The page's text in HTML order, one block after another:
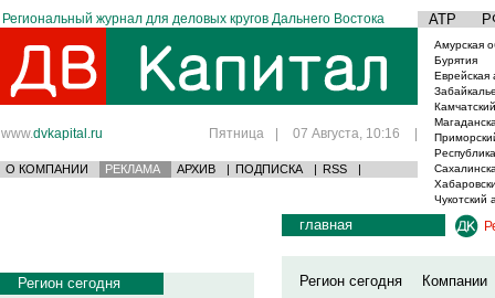
Региональный журнал для деловых кругов Дальнего Востока АТР
www.dvkapital.ru Пятница | 07 Августа, 10:16 |
О КОМПАНИИ РЕКЛАМА АРХИВ | ПОДПИСКА | RSS |
Амурская
Бурятия
Еврейская
Чукотский
Регион сегодня
главная
Регион сегодня
Компании